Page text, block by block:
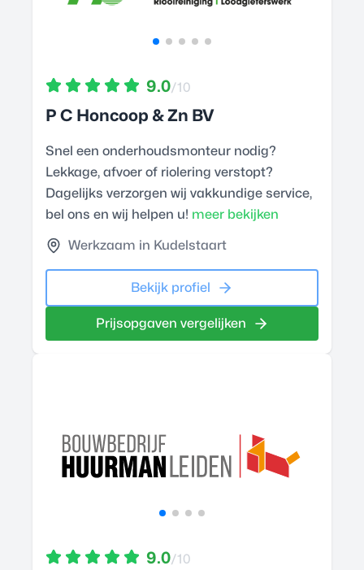
9.0/10
P C Honcoop & Zn BV
Snel een onderhoudsmonteur nodig?
Lekkage, afvoer of riolering verstopt?
Dagelijks verzorgen wij vakkundige service,
bel ons en wij helpen u! meer bekijken
Werkzaam in Kudelstaart
Bekijk profiel
Prijsopgaven vergelijken
9.0/10